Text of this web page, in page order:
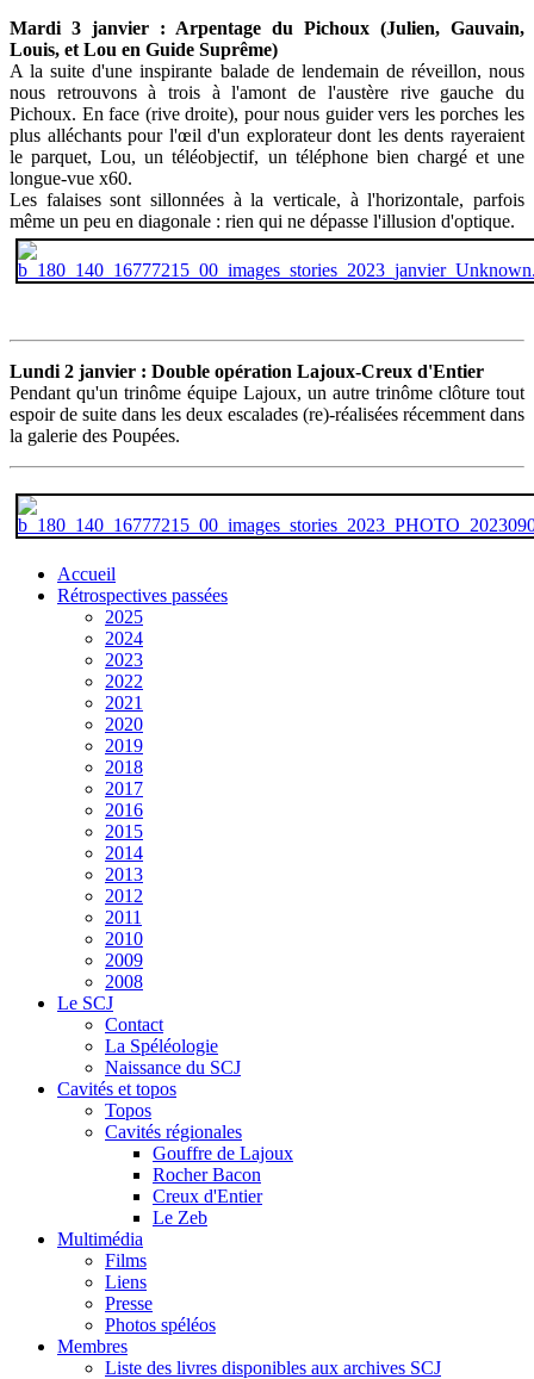
Mardi 3 janvier : Arpentage du Pichoux (Julien, Gauvain,
Louis, et Lou en Guide Suprême)
A la suite d'une inspirante balade de lendemain de réveillon, nous
nous retrouvons à trois à l'amont de l'austère rive gauche du
Pichoux. En face (rive droite), pour nous guider vers les porches les
plus alléchants pour l'œil d'un explorateur dont les dents rayeraient
le parquet, Lou, un téléobjectif, un téléphone bien chargé et une
longue-vue x60.
Les falaises sont sillonnées à la verticale, à l'horizontale, parfois
même un peu en diagonale : rien qui ne dépasse l'illusion d'optique.
Lundi 2 janvier : Double opération Lajoux-Creux d'Entier
Pendant qu'un trinôme équipe Lajoux, un autre trinôme clôture tout
espoir de suite dans les deux escalades (re)-réalisées récemment dans
la galerie des Poupées.
Accueil
Rétrospectives passées
2025
2024
2023
2022
2021
2020
2019
2018
2017
2016
2015
2014
2013
2012
2011
2010
2009
2008
Le SCJ
Contact
La Spéléologie
Naissance du SCJ
Cavités et topos
Topos
Cavités régionales
Gouffre de Lajoux
Rocher Bacon
Creux d'Entier
Le Zeb
Multimédia
Films
Liens
Presse
Photos spéléos
Membres
Liste des livres disponibles aux archives SCJ